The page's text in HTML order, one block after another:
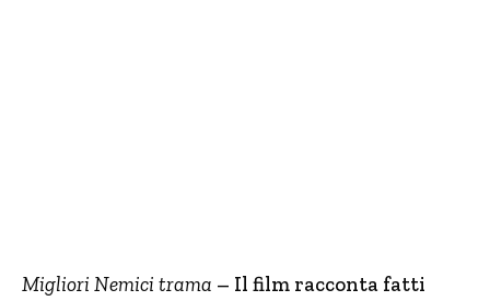
Migliori Nemici trama – Il film racconta fatti